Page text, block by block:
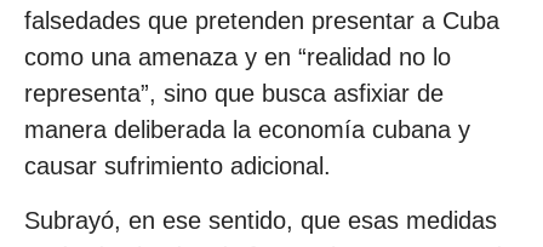
falsedades que pretenden presentar a Cuba
como una amenaza y en “realidad no lo
representa”, sino que busca asfixiar de
manera deliberada la economía cubana y
causar sufrimiento adicional.
Subrayó, en ese sentido, que esas medidas